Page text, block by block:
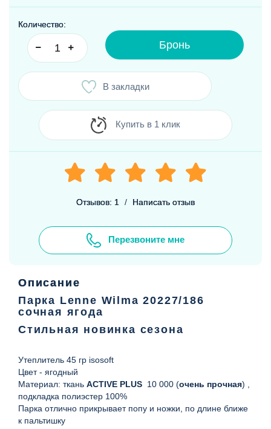
Количество:
Бронь
В закладки
Купить в 1 клик
Отзывов: 1 / Написать отзыв
Перезвоните мне
Описание
Парка Lenne Wilma 20227/186
сочная ягода
Стильная новинка сезона
Утеплитель 45 гр isosoft
Цвет - ягодный
Материал: ткань ACTIVE PLUS 10 000 (очень прочная) ,
подкладка полиэстер 100%
Парка отлично прикрывает попу и ножки, по длине ближе
к пальтишку